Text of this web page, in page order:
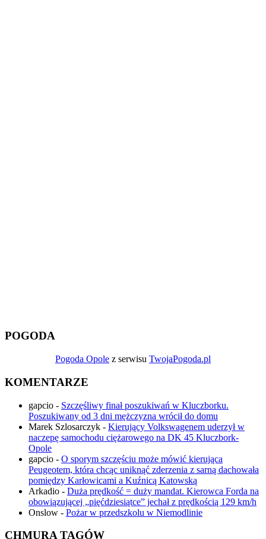
POGODA
Pogoda Opole z serwisu TwojaPogoda.pl
KOMENTARZE
gapcio - Szczęśliwy finał poszukiwań w Kluczborku.
Poszukiwany od 3 dni mężczyzna wrócił do domu
Marek Szlosarczyk - Kierujący Volkswagenem uderzył w
naczepę samochodu ciężarowego na DK 45 Kluczbork-
Opole
gapcio - O sporym szczęściu może mówić kierująca
Peugeotem, która chcąc uniknąć zderzenia z sarną dachowała
pomiędzy Karłowicami a Kuźnicą Katowską
Arkadio - Duża prędkość = duży mandat. Kierowca Forda na
obowiązującej „pięćdziesiątce” jechał z prędkością 129 km/h
Onslow - Pożar w przedszkolu w Niemodlinie
CHMURA TAGÓW